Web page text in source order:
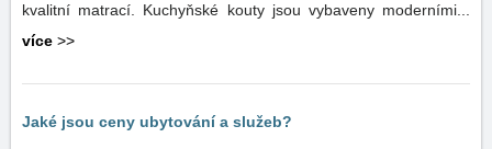
kvalitní matrací. Kuchyňské kouty jsou vybaveny moderními...
více >>
Jaké jsou ceny ubytování a služeb?